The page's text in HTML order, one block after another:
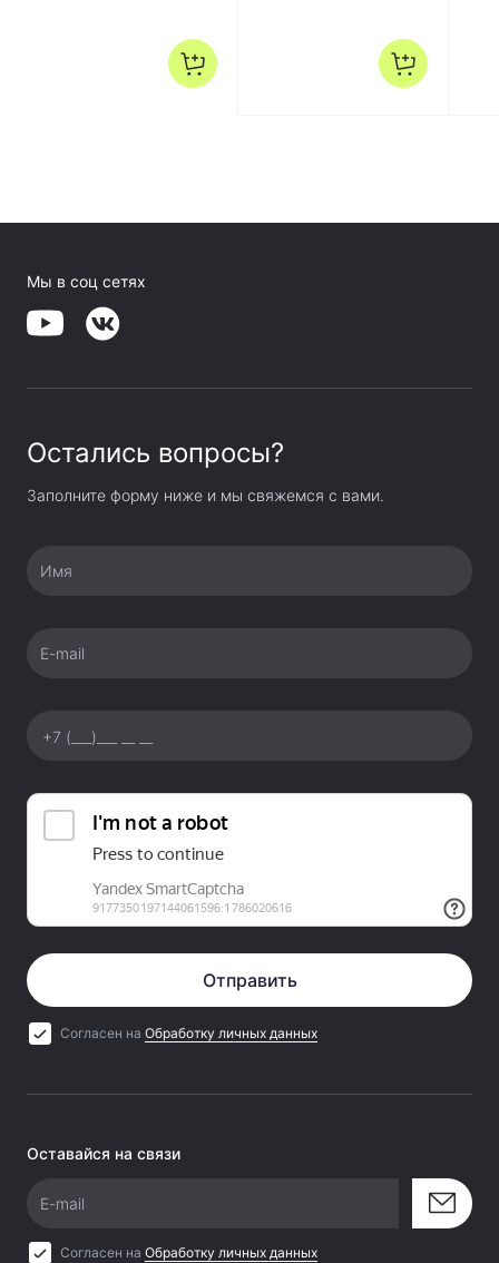
Мы в соц сетях
Остались вопросы?
Заполните форму ниже и мы свяжемся с вами.
Имя
E-mail
Отправить
Согласен на Обработку личных данных
Оставайся на связи
E-mail
Согласен на Обработку личных данных